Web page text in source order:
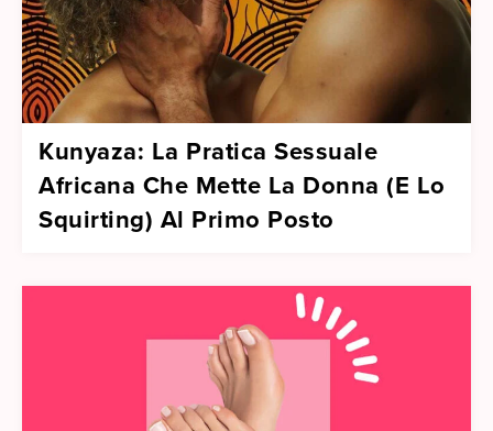
Kunyaza: La Pratica Sessuale
Africana Che Mette La Donna (E Lo
Squirting) Al Primo Posto